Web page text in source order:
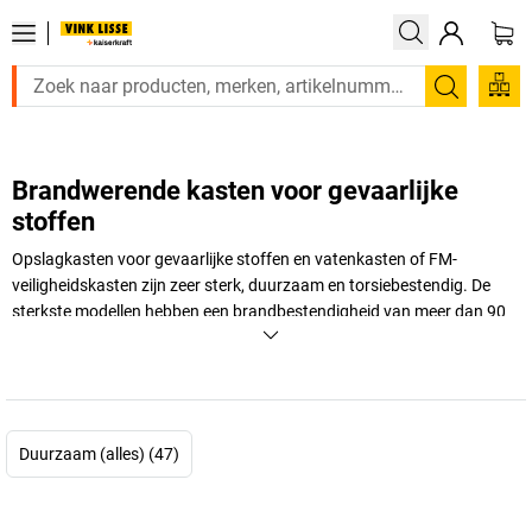
Zoeken
Brandwerende kasten voor gevaarlijke
stoffen
Opslagkasten voor gevaarlijke stoffen en vatenkasten of FM-
veiligheidskasten zijn zeer sterk, duurzaam en torsiebestendig. De
sterkste modellen hebben een brandbestendigheid van meer dan 90
minuten. Deze kasten kunnen dus levens en eigendommen redden in
+Meer weergeven
Duurzaam (alles) (47)